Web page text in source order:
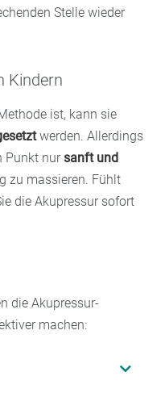
Stelle wieder
Kindern
ist, kann sie
werden. Allerdings
Punkt nur sanft und
zu massieren. Fühlt
die Akupressur sofort
die Akupressur-
machen: